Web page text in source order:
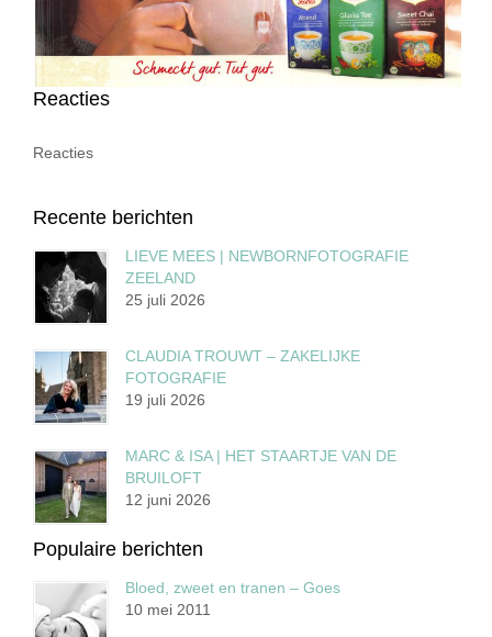
Reacties
Reacties
Recente berichten
LIEVE MEES | NEWBORNFOTOGRAFIE
ZEELAND
25 juli 2026
CLAUDIA TROUWT – ZAKELIJKE
FOTOGRAFIE
19 juli 2026
MARC & ISA | HET STAARTJE VAN DE
BRUILOFT
12 juni 2026
Populaire berichten
Bloed, zweet en tranen – Goes
10 mei 2011